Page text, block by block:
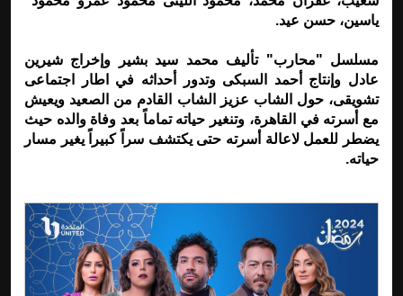
ياسين، حسن عيد.
مسلسل "محارب" تأليف محمد سيد بشير وإخراج شيرين
عادل وإنتاج أحمد السبكى وتدور أحداثه في اطار اجتماعى
تشويقى، حول الشاب عزيز الشاب القادم من الصعيد ويعيش
مع أسرته في القاهرة، وتنغير حياته تماماً بعد وفاة والده حيث
يضطر للعمل لاعالة أسرته حتى يكتشف سراً كبيراً يغير مسار
حياته.